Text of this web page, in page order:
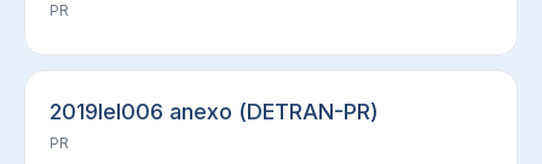
PR
2019lel006 anexo (DETRAN-PR)
PR